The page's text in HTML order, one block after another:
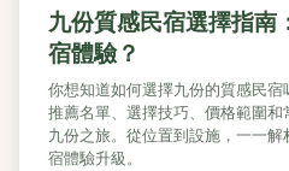
九份質感民宿選擇指南
宿體驗？
你想知道如何選擇九份的質感民
推薦名單、選擇技巧、價格範圍
九份之旅。從位置到設施，一一
宿體驗升級。